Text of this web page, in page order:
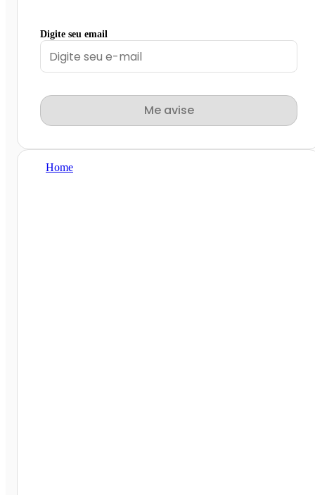
Digite seu email
Me avise
Home